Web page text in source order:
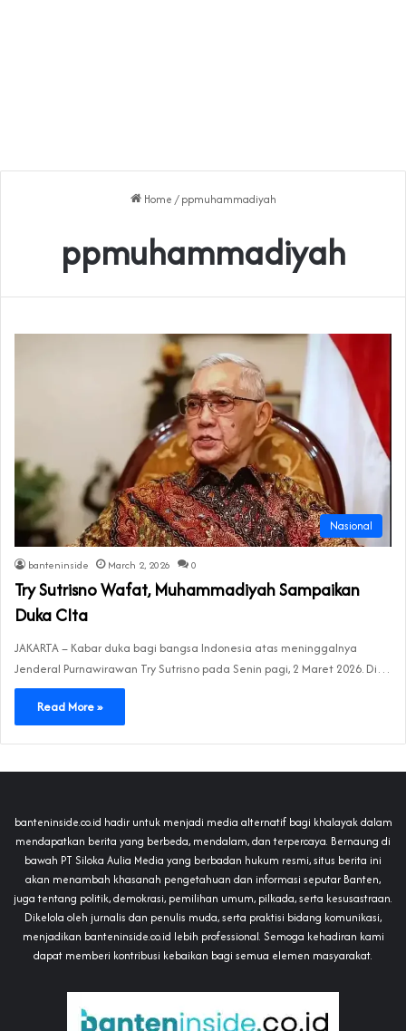
Home / ppmuhammadiyah
ppmuhammadiyah
Nasional
banteninside March 2, 2026 0
Try Sutrisno Wafat, Muhammadiyah Sampaikan
Duka CIta
JAKARTA – Kabar duka bagi bangsa Indonesia atas meninggalnya
Jenderal Purnawirawan Try Sutrisno pada Senin pagi, 2 Maret 2026. Di…
Read More »
banteninside.co.id hadir untuk menjadi media alternatif bagi khalayak dalam
mendapatkan berita yang berbeda, mendalam, dan terpercaya. Bernaung di
bawah PT Siloka Aulia Media yang berbadan hukum resmi, situs berita ini
akan menambah khasanah pengetahuan dan informasi seputar Banten,
juga tentang politik, demokrasi, pemilihan umum, pilkada, serta kesusastraan.
Dikelola oleh jurnalis dan penulis muda, serta praktisi bidang komunikasi,
menjadikan banteninside.co.id lebih professional. Semoga kehadiran kami
dapat memberi kontribusi kebaikan bagi semua elemen masyarakat.